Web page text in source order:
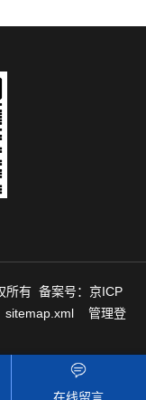
有 备案号： 京ICP
sitemap.xml
管理登